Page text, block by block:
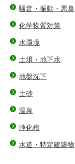
騒音・振動・悪臭
化学物質対策
水環境
土壌・地下水
地盤沈下
土砂
温泉
浄化槽
水道・特定建築物